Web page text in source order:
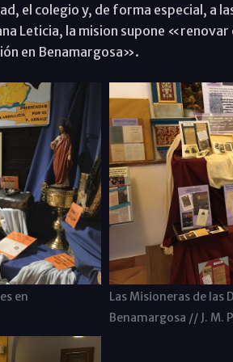
el colegio y, de forma especial, a
Leticia, la mision supone
en Benamargosa».
en
Las Misioneras de las
Benamargosa // J. M.